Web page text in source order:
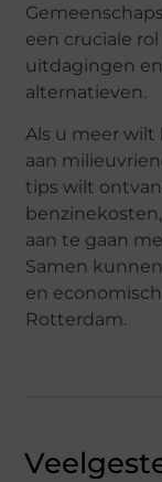
een cruciale
uitdagingen
alternatieven.
Als u meer wilt
aan
tips wilt
aan te gaan
Samen
en
Rotterdam.